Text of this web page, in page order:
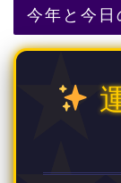
今年と今日